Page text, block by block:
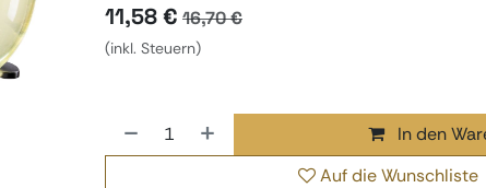
11,58€ 16,70€
(inkl. Steuern)
In den
Auf die Wunschliste